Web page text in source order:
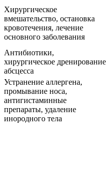
Хирургическое
вмешательство, остановка
кровотечения, лечение
основного заболевания
Антибиотики,
хирургическое дренирование
абсцесса
Устранение аллергена,
промывание носа,
антигистаминные
препараты, удаление
инородного тела